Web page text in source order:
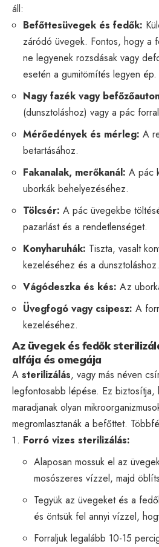
áll:
Befőttesüvegek és fedők:
záródó üvegek. Fontos, hogy a
ne legyenek rozsdásak vagy
esetén a gumitömítés legyen ép.
Nagy fazék vagy
(dunsztoláshoz) vagy a pác
Mérőedények és mérleg: A
betartásához.
Fakanalak, merőkanál: A pác
uborkák behelyezéséhez.
Tölcsér: A pác üvegekbe
pazarlást és a rendetlenséget.
Konyharuhák: Tiszta, vasalt
kezeléséhez és a dunsztoláshoz.
Vágódeszka és kés: Az
Üvegfogó vagy csipesz: A
kezeléséhez.
Az üvegek és fedők
alfája és omegája
A sterilizálás, vagy más néven
legfontosabb lépése. Ez biztosítja,
maradjanak olyan
megromlasztanák a befőttet.
Forró vizes sterilizálás:
Alaposan mossuk el az
mosószeres vízzel, majd
Tegyük az üvegeket és a
és öntsük fel annyi vízzel,
Forraljuk legalább 10-15